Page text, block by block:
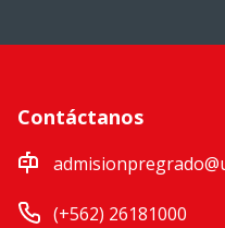
Contáctanos
(+562) 26181000